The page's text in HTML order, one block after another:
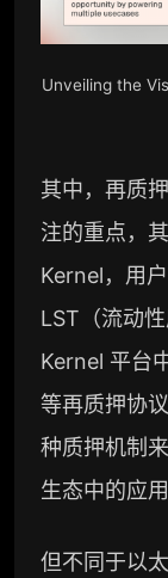
服)
机构
提供
据集
定制
后，
研究
及研
提前
后可
Unveiling the
其中，再质
注的重点，其
Kernel，用
LST（流动
Kernel 平台
等再质押协
种质押机制
生态中的应
但不同于以